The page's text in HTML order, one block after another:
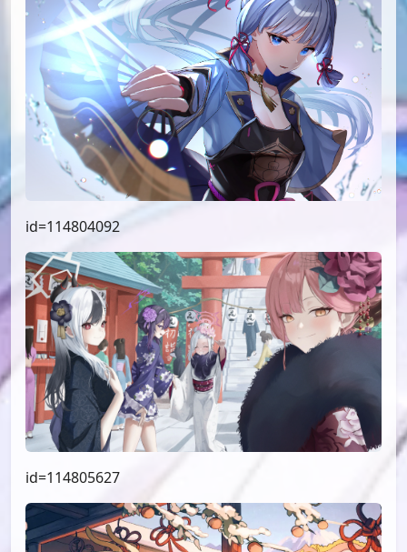
id=114804092
id=114805627